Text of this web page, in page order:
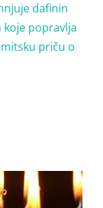
dafinin
popravlja
priču o